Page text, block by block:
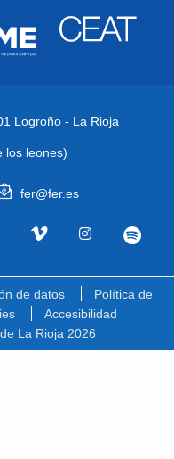
Logroño - La Rioja
los leones)
fer@fer.es
de datos
Política de
Accesibilidad
La Rioja 2026